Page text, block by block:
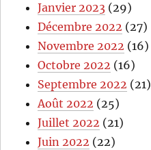
Janvier 2023 (29)
Décembre 2022 (27)
Novembre 2022 (16)
Octobre 2022 (16)
Septembre 2022 (21)
Août 2022 (25)
Juillet 2022 (21)
Juin 2022 (22)